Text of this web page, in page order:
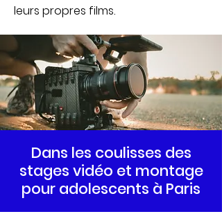
leurs propres films.
Dans les coulisses des
stages vidéo et montage
pour adolescents à Paris